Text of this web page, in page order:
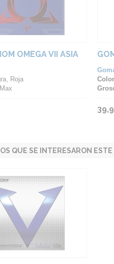
OMEGA VII ASIA
Roja
QUE SE INTERESARON